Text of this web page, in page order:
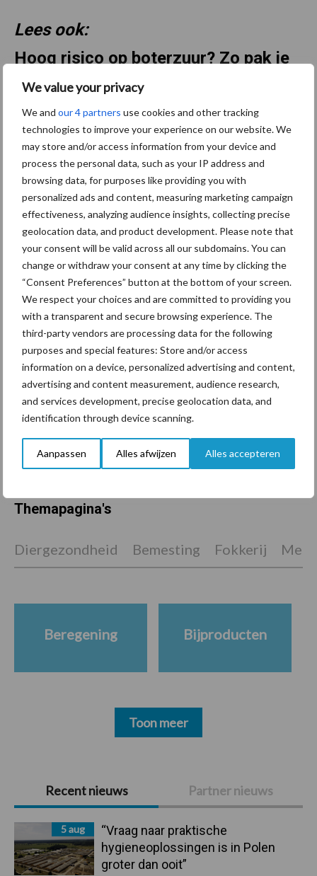
We value your privacy
We and our 4 partners use cookies and other tracking
technologies to improve your experience on our website. We
may store and/or access information from your device and
process the personal data, such as your IP address and
browsing data, for purposes like providing you with
personalized ads and content, measuring marketing campaign
effectiveness, analyzing audience insights, collecting precise
geolocation data, and product development. Please note that
your consent will be valid across all our subdomains. You can
change or withdraw your consent at any time by clicking the
“Consent Preferences” button at the bottom of your screen.
We respect your choices and are committed to providing you
with a transparent and secure browsing experience. The
third-party vendors are processing data for the following
purposes and special features: Store and/or access
information on a device, personalized advertising and content,
advertising and content measurement, audience research,
and services development, precise geolocation data, and
identification through device scanning.
Aanpassen Alles afwijzen Alles accepteren
Lees ook:
Hoog risico op boterzuur? Zo pak je
het aan
Hoog risico op boterzuur? Zo pak je het aan
Primaire
Sidebar
Recent nieuws Partner nieuws
5 aug
“Vraag naar praktische
hygieneoplossingen is in Polen
groter dan ooit”
Aanbevolen voor jou!
“Vraag naar praktische
hygieneoplossingen is in
Polen groter dan ooit”
Drie Franse bedrijven over
de grens van 14.000
kilogram melk
Pöttinger introduceert
compacte dubbelrotor-
Themapagina's
Diergezondheid Bemesting Fokkerij
Beregening Bijproducten
Toon meer